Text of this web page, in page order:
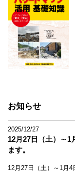
お知らせ
2025/12/27
12月27日（土）～1
ます。
12月27日（土）～1月4